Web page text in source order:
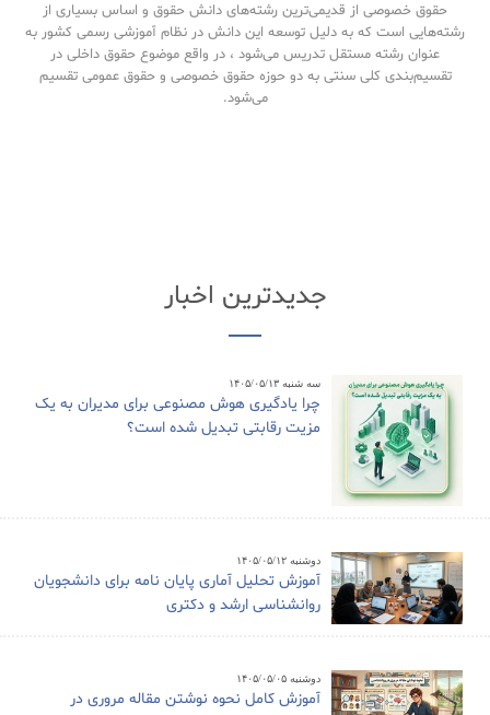
حقوق خصوصی از قدیمی‌ترین رشته‌های دانش حقوق و اساس بسیاری از
رشته‌هایی است که به دلیل توسعه این دانش در نظام آموزشی رسمی کشور به
عنوان رشته مستقل تدریس می‌شود ، در واقع موضوع حقوق داخلی در
تقسیم‌بندی کلی سنتی به دو حوزه حقوق خصوصی و حقوق‌ عمومی تقسیم
می‌شود.
جدیدترین اخبار
سه شنبه ۱۴۰۵/۰۵/۱۳
چرا یادگیری هوش مصنوعی برای مدیران به یک
مزیت رقابتی تبدیل شده است؟
دوشنبه ۱۴۰۵/۰۵/۱۲
آموزش تحلیل آماری پایان نامه برای دانشجویان
روانشناسی ارشد و دکتری
دوشنبه ۱۴۰۵/۰۵/۰۵
آموزش کامل نحوه نوشتن مقاله مروری در